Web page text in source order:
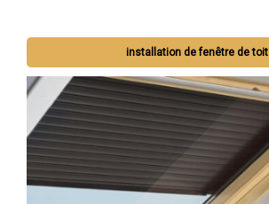
installation de fenêtre de toit